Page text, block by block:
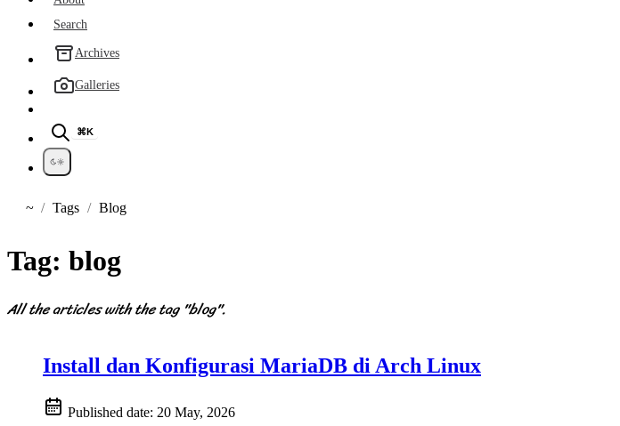
Search
Archives
Galleries
⌘K
~HomeTags Blog
Tag: blog
All the articles with the tag "blog".
Install dan Konfigurasi MariaDB di Arch Linux
Published date: 20 May, 2026